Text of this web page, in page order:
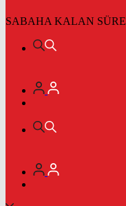
SABAHA KALAN SÜRE